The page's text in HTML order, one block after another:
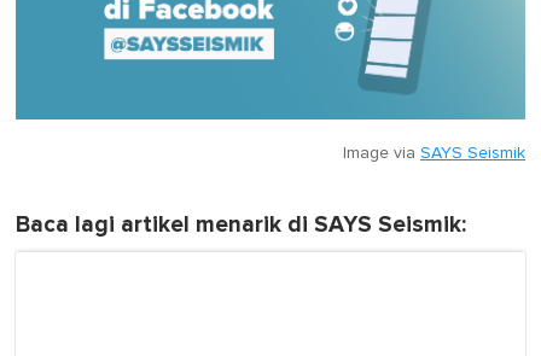
Image via SAYS Seismik
Baca lagi artikel menarik di SAYS Seismik: